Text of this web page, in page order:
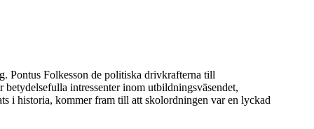
Pontus Folkesson de politiska drivkrafterna till
intressenter inom utbildningsväsendet,
i historia, kommer fram till att skolordningen var en lyckad